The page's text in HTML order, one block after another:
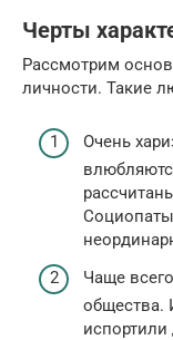
Черты
Рассмотрим
личности. Такие
Очень
Чаще
общества.
испортили